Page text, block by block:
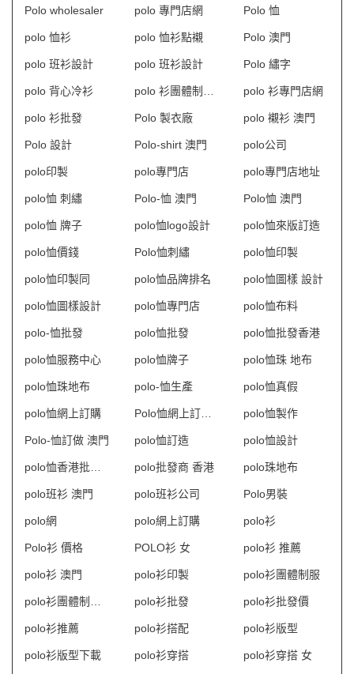
Polo wholesaler polo 專門店網 Polo 恤
polo 恤衫 polo 恤衫點襯 Polo 澳門
polo 班衫設計 polo 班衫設計 Polo 繡字
polo 背心冷衫 polo 衫專門店網
polo 衫批發 Polo 製衣廠 polo 襯衫 澳門
Polo 設計 Polo-shirt 澳門 polo公司
polo印製 polo專門店 polo專門店地址
polo恤 刺繡 Polo-恤 澳門 Polo恤 澳門
polo恤 牌子 polo恤logo設計 polo恤來版訂造
polo恤價錢 Polo恤刺繡 polo恤印製
polo恤印製同 polo恤品牌排名 polo恤圖樣 設計
polo恤圖樣設計 polo恤專門店 polo恤布料
polo-恤批發 polo恤批發 polo恤批發香港
polo恤服務中心 polo恤牌子 polo恤珠 地布
polo恤珠地布 polo-恤生產 polo恤真假
polo恤網上訂購 Polo恤網上訂購 澳門 polo恤製作
Polo-恤訂做 澳門 polo恤訂造 polo恤設計
polo批發商 香港 polo珠地布
polo班衫 澳門 polo班衫公司 Polo男裝
polo網 polo網上訂購 polo衫
Polo衫 價格 POLO衫 女 polo衫 推薦
polo衫 澳門 polo衫印製 polo衫團體制服
polo衫批發 polo衫批發價
polo衫推薦 polo衫搭配 polo衫版型
polo衫版型下載 polo衫穿搭 polo衫穿搭 女